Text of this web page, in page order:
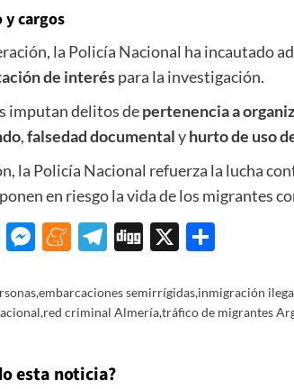
cargos
la Policía Nacional ha incautado
de interéspara la investigación.
imputan delitos depertenencia a
,falsedad documentalyhurto de uso
la Policía Nacional refuerza la lucha
en riesgo la vida de los migrantes
LinkedIn
Messenger
Meneame
Telegram
Digg
X
,embarcaciones semirrígidas,inmigración
,red criminal Almería,tráfico de migrantes
esta noticia?